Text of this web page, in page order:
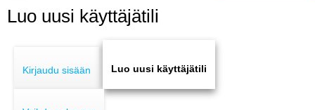
Käyttäjätunnus
ENDURO
MOTOCROSS
Luo uusi käyttäjätili
tabs
Kirjaudu sisään Luo uusi käyttäjätili